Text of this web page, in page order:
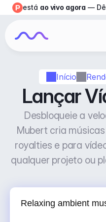
Início
Lançar
Desbloqueie a
Mubert cria
royalties e para
qualquer projeto ou
está ao vivo agora — Dê